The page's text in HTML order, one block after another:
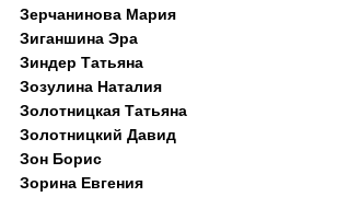
Зерчанинова Мария
Зиганшина Эра
Зиндер Татьяна
Зозулина Наталия
Золотницкая Татьяна
Золотницкий Давид
Зон Борис
Зорина Евгения